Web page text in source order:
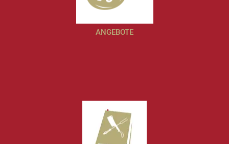
ANGEBOTE